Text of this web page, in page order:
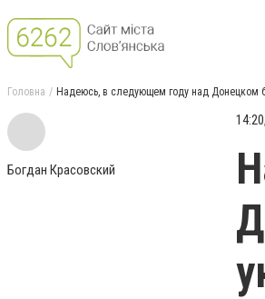
Головна Надеюсь, в следующем году над Донецком
Богдан Красовский